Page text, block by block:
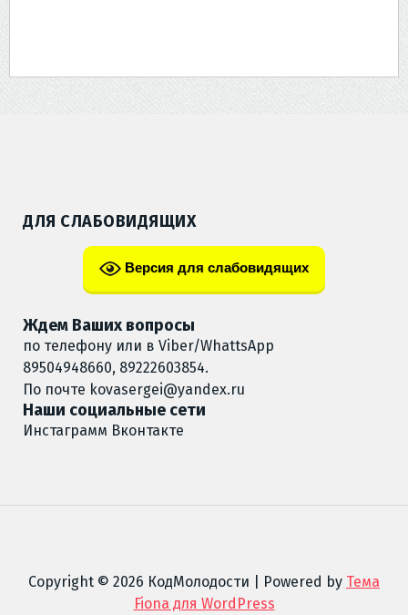
ДЛЯ СЛАБОВИДЯЩИХ
Версия для слабовидящих
Ждем Ваших вопросы
по телефону или в Viber/WhattsApp
89504948660, 89222603854.
По почте kovasergei@yandex.ru
Наши социальные сети
Инстаграмм Вконтакте
Copyright © 2026 КодМолодости | Powered by Тема
Fiona для WordPress